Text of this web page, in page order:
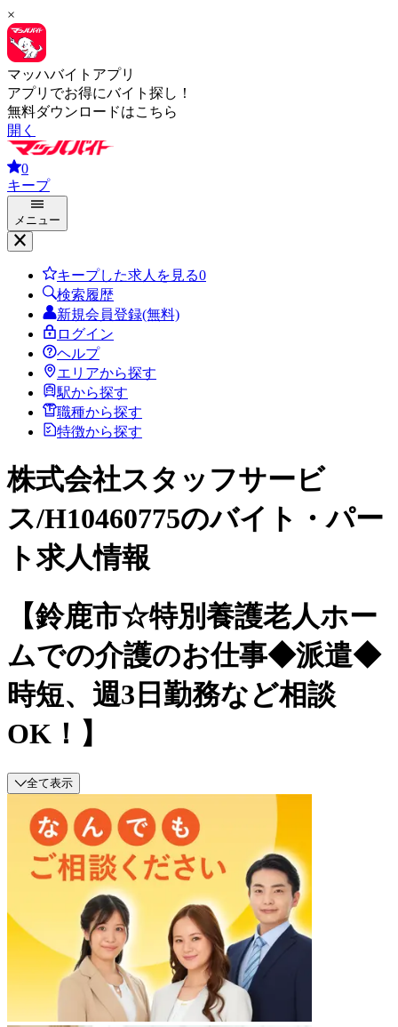
×
マッハバイトアプリ
アプリでお得にバイト探し！
無料ダウンロードはこちら
開く
0
キープ
メニュー
キープした求人を見る0
検索履歴
新規会員登録(無料)
ログイン
ヘルプ
エリアから探す
駅から探す
職種から探す
特徴から探す
株式会社スタッフサービ
ス/H10460775のバイト・パー
ト求人情報
【鈴鹿市☆特別養護老人ホー
ムでの介護のお仕事◆派遣◆
時短、週3日勤務など相談
OK！】
全て表示